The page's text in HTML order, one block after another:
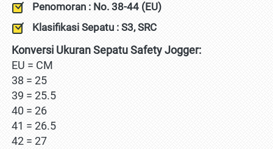
Penomoran : No. 38-44 (EU)
Klasifikasi Sepatu : S3, SRC
Konversi Ukuran Sepatu Safety Jogger:
EU = CM
38 = 25
39 = 25.5
40 = 26
41 = 26.5
42 = 27